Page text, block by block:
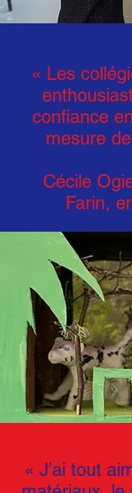
« Les
confiance
mesure
Cécile
Farin,
« J’ai tout